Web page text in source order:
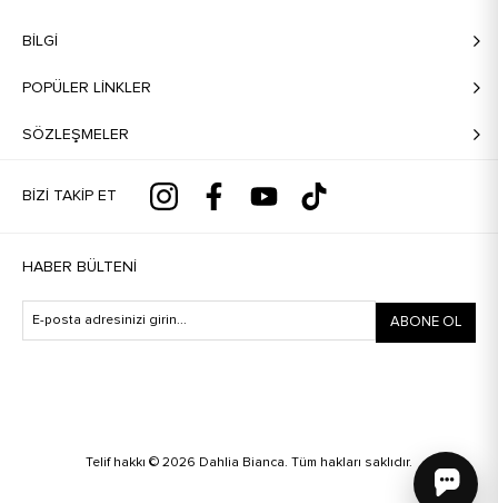
BILGI
POPÜLER LİNKLER
SÖZLEŞMELER
BIZI TAKIP ET
HABER BÜLTENI
ABONE OL
Telif hakkı © 2026 Dahlia Bianca. Tüm hakları saklıdır.